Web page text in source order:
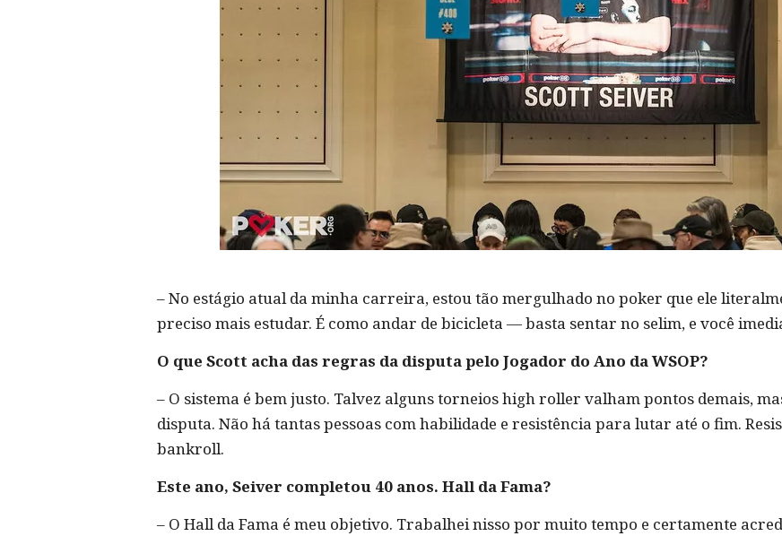
– No estágio atual da minha carreira, estou tão mergulhado no poker que ele
preciso mais estudar. É como andar de bicicleta — basta sentar no selim, e você
O que Scott acha das regras da disputa pelo Jogador do Ano da WSOP?
– O sistema é bem justo. Talvez alguns torneios high roller valham pontos demais,
disputa. Não há tantas pessoas com habilidade e resistência para lutar até o fim.
bankroll.
Este ano, Seiver completou 40 anos. Hall da Fama?
– O Hall da Fama é meu objetivo. Trabalhei nisso por muito tempo e certamente